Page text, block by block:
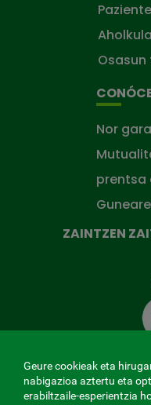
Nor
prentsa
ZAINTZEN
Geure cookieak eta
nabigazioa aztertu eta
erabiltzaile-esperientzia